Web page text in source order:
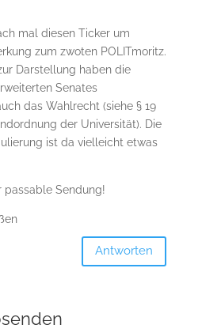
mal diesen Ticker um
zum zwoten POLITmoritz.
Darstellung haben die
Senates
das Wahlrecht (siehe § 19
der Universität). Die
ist da vielleicht etwas
passable Sendung!
Antworten